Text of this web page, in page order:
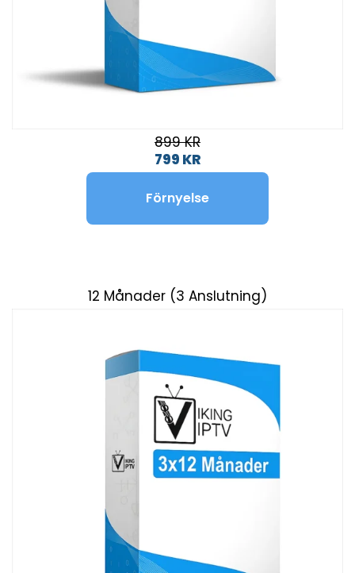
899 KR
799 KR
Förnyelse
12 Månader (3 Anslutning)